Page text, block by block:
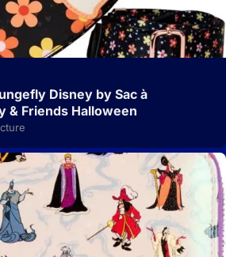
Disney by Sac à
& Friends Halloween